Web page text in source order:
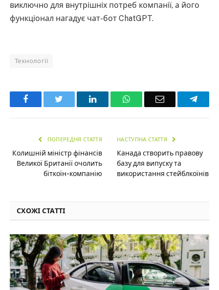
виключно для внутрішніх потреб компанії, а його
функціонал нагадує чат-бот ChatGPT.
Технології
Facebook LinkedInWhatsAppEmail
ПОПЕРЕДНЯ СТАТТЯ
Колишній міністр фінансів
Великої Британії очолить
біткоїн-компанію
НАСТУПНА СТАТТЯ
Канада створить правову
базу для випуску та
використання стейблкоїнів
СХОЖІ СТАТТІ